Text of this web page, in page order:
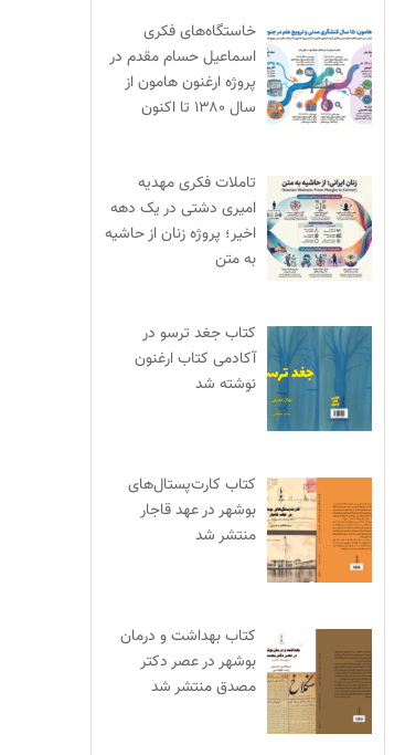
خاستگاه‌های فکری
اسماعیل حسام مقدم در
پروژه ارغنون هامون از
سال ۱۳۸۰ تا اکنون
تاملات فکری مهدیه
امیری دشتی در یک دهه
اخیر؛ پروژه زنان از حاشیه
به متن
کتاب جغد ترسو در
آکادمی کتاب ارغنون
نوشته شد
کتاب کارت‌پستال‌های
بوشهر در عهد قاجار
منتشر شد
کتاب بهداشت و درمان
بوشهر در عصر دکتر
مصدق منتشر شد